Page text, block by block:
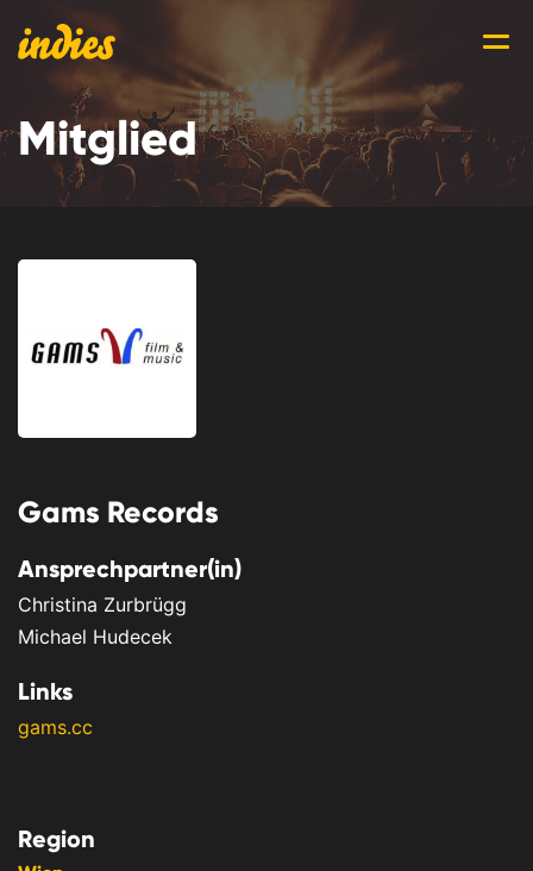
Mitglied
Gams Records
Ansprechpartner(in)
Christina Zurbrügg
Michael Hudecek
Links
gams.cc
Region